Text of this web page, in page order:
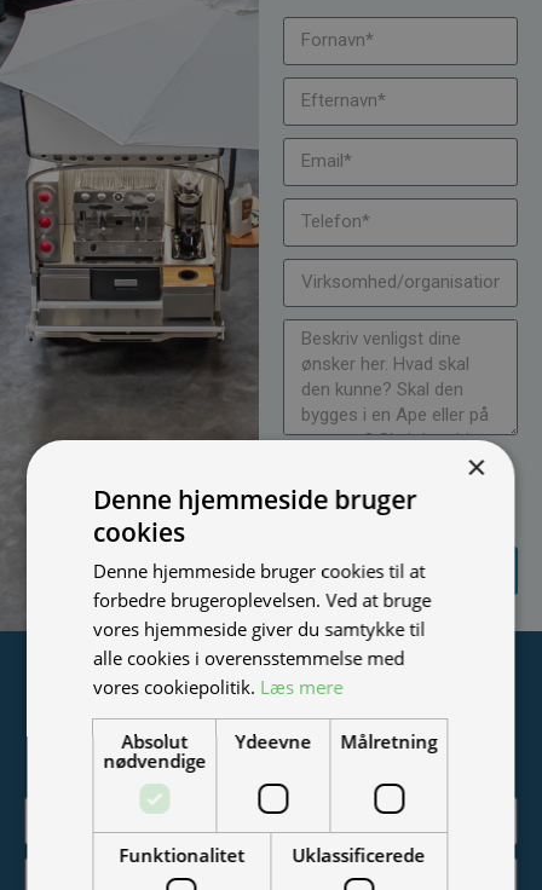
Jeg vil gerne modtage
nyheder på mail (bare rolig,
vi spammer ikke)
SEND
FORESPØRGSEL
Tilmeld nyhedsmail
Vær blandt de første til at modtage info om nye produkter,
tilbud, events og udstillinger.
×
Denne hjemmeside bruger
cookies
Denne hjemmeside bruger cookies til at
forbedre brugeroplevelsen. Ved at bruge
vores hjemmeside giver du samtykke til
alle cookies i overensstemmelse med
vores cookiepolitik. Læs mere
Absolut
nødvendige
Ydeevne Målretning
Funktionalitet Uklassificerede